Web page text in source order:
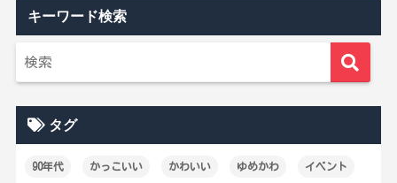
キーワード検索
タグ
90年代 かっこいい かわいい ゆめかわ イベント